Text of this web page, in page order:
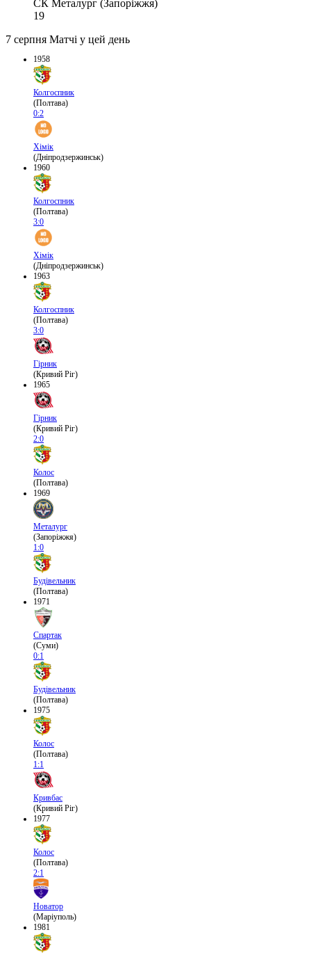
СК Металург (Запоріжжя)
19
7 серпня Матчі у цей день
1958
Колгоспник
(Полтава)
0:2
Хімік
(Дніпродзержинськ)
1960
Колгоспник
(Полтава)
3:0
Хімік
(Дніпродзержинськ)
1963
Колгоспник
(Полтава)
3:0
Гірник
(Кривий Ріг)
1965
Гірник
(Кривий Ріг)
2:0
Колос
(Полтава)
1969
Металург
(Запоріжжя)
1:0
Будівельник
(Полтава)
1971
Спартак
(Суми)
0:1
Будівельник
(Полтава)
1975
Колос
(Полтава)
1:1
Кривбас
(Кривий Ріг)
1977
Колос
(Полтава)
2:1
Новатор
(Маріуполь)
1981